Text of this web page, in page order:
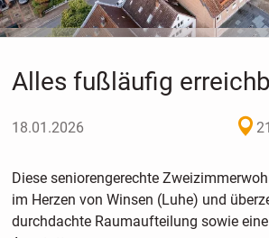
Alles fußläufig
18.01.2026
Diese seniorengerechte
im Herzen von Winsen (Luhe) und
durchdachte Raumaufteilung sowie